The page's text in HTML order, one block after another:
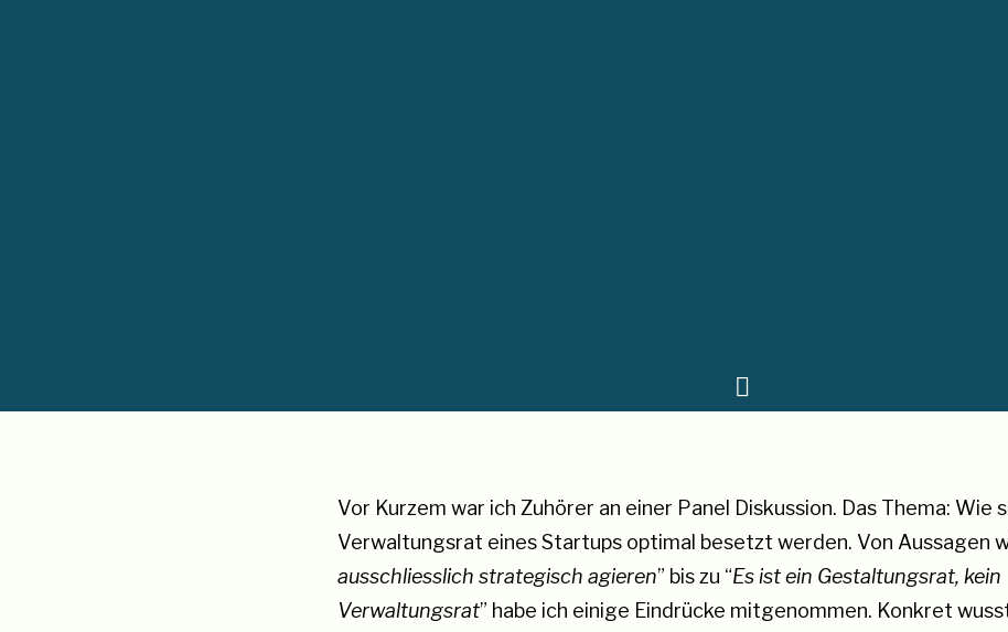
Vor Kurzem war ich Zuhörer an einer Panel Diskussion. Das Thema: Wie
Verwaltungsrat eines Startups optimal besetzt werden. Von Aussagen
ausschliesslich strategisch agieren” bis zu “Es ist ein Gestaltungsrat, kein
Verwaltungsrat” habe ich einige Eindrücke mitgenommen. Konkret